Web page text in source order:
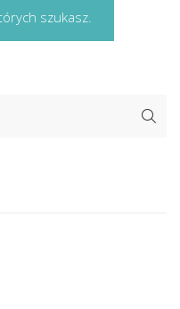
szukasz.